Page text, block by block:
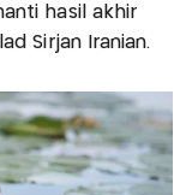
hasil akhir
Sirjan Iranian.